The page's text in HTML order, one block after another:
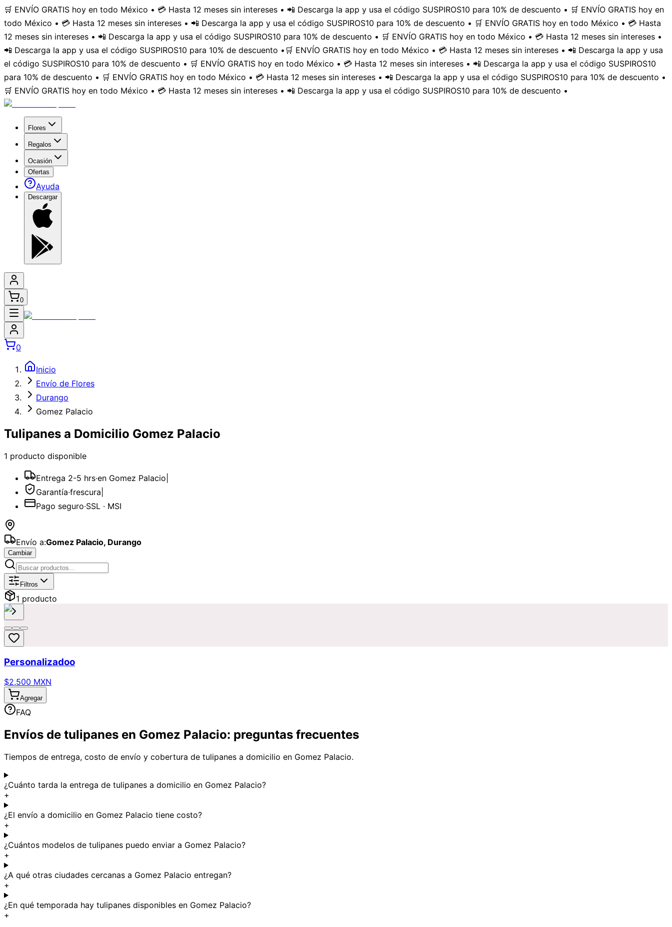
🛒 ENVÍO GRATIS hoy en todo México • 💳 Hasta 12 meses sin intereses • 📲 Descarga la app y usa el código SUSPIROS10 para 10% de descuento • 🛒 ENVÍO GRATIS hoy en
todo México • 💳 Hasta 12 meses sin intereses • 📲 Descarga la app y usa el código SUSPIROS10 para 10% de descuento • 🛒 ENVÍO GRATIS hoy en todo México • 💳 Hasta
12 meses sin intereses • 📲 Descarga la app y usa el código SUSPIROS10 para 10% de descuento • 🛒 ENVÍO GRATIS hoy en todo México • 💳 Hasta 12 meses sin intereses •
📲 Descarga la app y usa el código SUSPIROS10 para 10% de descuento • 🛒 ENVÍO GRATIS hoy en todo México • 💳 Hasta 12 meses sin intereses • 📲 Descarga la app y usa
el código SUSPIROS10 para 10% de descuento • 🛒 ENVÍO GRATIS hoy en todo México • 💳 Hasta 12 meses sin intereses • 📲 Descarga la app y usa el código SUSPIROS10
para 10% de descuento • 🛒 ENVÍO GRATIS hoy en todo México • 💳 Hasta 12 meses sin intereses • 📲 Descarga la app y usa el código SUSPIROS10 para 10% de descuento •
🛒 ENVÍO GRATIS hoy en todo México • 💳 Hasta 12 meses sin intereses • 📲 Descarga la app y usa el código SUSPIROS10 para 10% de descuento •
Flores
Regalos
Ocasión
Ofertas
Ayuda
Descargar
0
0
Inicio
Envío de Flores
Durango
Gomez Palacio
Tulipanes a Domicilio Gomez Palacio
1 producto disponible
Entrega 2-5 hrs·en Gomez Palacio
Garantía·frescura
Pago seguro·SSL · MSI
Envío a:Gomez Palacio, Durango
Cambiar
Catálogo deTulipanes
Filtros
1 producto
Personalizadoo
$2,500 MXN
Agregar
FAQ
Envíos de tulipanes en Gomez Palacio: preguntas frecuentes
Tiempos de entrega, costo de envío y cobertura de tulipanes a domicilio en Gomez Palacio.
¿Cuánto tarda la entrega de tulipanes a domicilio en Gomez Palacio?
+
¿El envío a domicilio en Gomez Palacio tiene costo?
+
¿Cuántos modelos de tulipanes puedo enviar a Gomez Palacio?
+
¿A qué otras ciudades cercanas a Gomez Palacio entregan?
+
¿En qué temporada hay tulipanes disponibles en Gomez Palacio?
+